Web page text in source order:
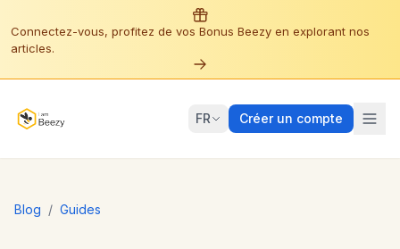
Connectez-vous, profitez de vos Bonus Beezy en explorant nos
articles.
FR Créer un compte
Blog / Guides